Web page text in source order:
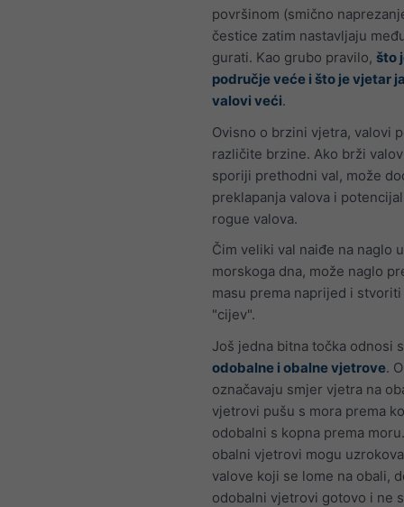
površinom (smično
čestice zatim nastavljaju
gurati. Kao grubo pravilo, što
područje veće i što je vjetar
valovi veći.
Ovisno o brzini vjetra, valovi
različite brzine. Ako brži
sporiji prethodni val, može
preklapanja valova i
rogue valova.
Čim veliki val naiđe na naglo
morskoga dna, može naglo
masu prema naprijed i
"cijev".
Još jedna bitna točka odnosi
odobalne i obalne vjetrove.
označavaju smjer vjetra na
vjetrovi pušu s mora prema
odobalni s kopna prema
obalni vjetrovi mogu
valove koji se lome na obali,
odobalni vjetrovi gotovo i ne